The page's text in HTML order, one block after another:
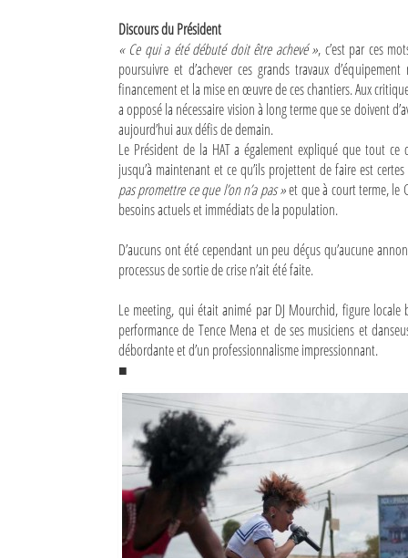
Discours du Président
« Ce qui a été débuté doit être achevé », c’est par ces
poursuivre et d’achever ces grands travaux
financement et la mise en œuvre de ces chantiers. Aux
a opposé la nécessaire vision à long terme que se doivent
aujourd’hui aux défis de demain.
Le Président de la HAT a également expliqué que tout
jusqu’à maintenant et ce qu’ils projettent de faire est
pas promettre ce que l’on n’a pas »et que à court terme, le
besoins actuels et immédiats de la population.
D’aucuns ont été cependant un peu déçus qu’aucune
processus de sortie de crise n’ait été faite.
Le meeting, qui était animé par DJ Mourchid, figure locale
performance de Tence Mena et de ses musiciens et
débordante et d’un professionnalisme impressionnant.
■